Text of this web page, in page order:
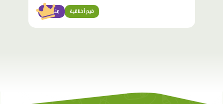
متوسّط قيم أخلاقية